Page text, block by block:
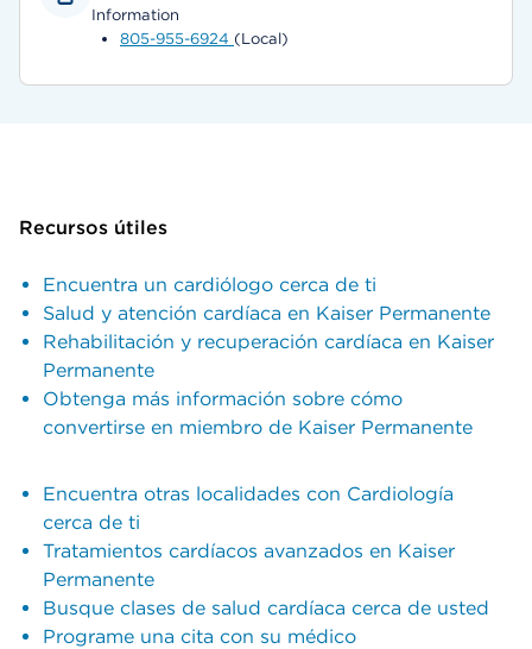
Information
805-955-6924 (Local)
Recursos útiles
Encuentra un cardiólogo cerca de ti
Salud y atención cardíaca en Kaiser Permanente
Rehabilitación y recuperación cardíaca en Kaiser
Permanente
Obtenga más información sobre cómo
convertirse en miembro de Kaiser Permanente
Encuentra otras localidades con Cardiología
cerca de ti
Tratamientos cardíacos avanzados en Kaiser
Permanente
Busque clases de salud cardíaca cerca de usted
Programe una cita con su médico